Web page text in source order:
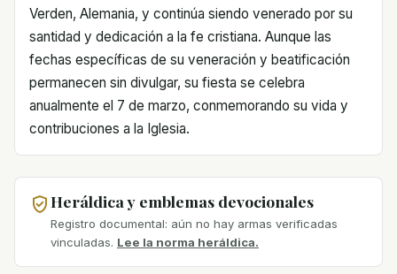
Verden, Alemania, y continúa siendo venerado por su
santidad y dedicación a la fe cristiana. Aunque las
fechas específicas de su veneración y beatificación
permanecen sin divulgar, su fiesta se celebra
anualmente el 7 de marzo, conmemorando su vida y
contribuciones a la Iglesia.
Heráldica y emblemas devocionales
Registro documental: aún no hay armas verificadas
vinculadas. Lee la norma heráldica.